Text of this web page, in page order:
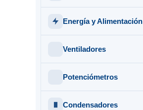
Energía y Alimentación
Ventiladores
Potenciómetros
Condensadores